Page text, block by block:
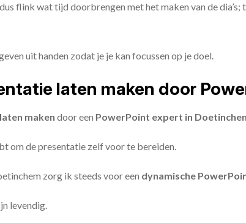
flink wat tijd doorbrengen met het maken van de
uit handen zodat je je kan focussen op je doel.
laten maken door
maken door een PowerPoint expert in
om de presentatie zelf voor te bereiden.
zorg ik steeds voor een dynamische
levendig.